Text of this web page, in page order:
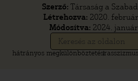
Szerző: Társaság a
Létrehozva: 2020.
Módosítva: 2024.
hátrányos megkülönböztetésrasszizmus